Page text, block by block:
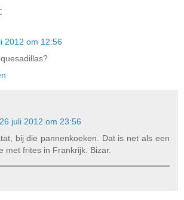
2012 om 12:56
26 juli 2012 om 23:56
bij die pannenkoeken. Dat is net als een
met frites in Frankrijk. Bizar.